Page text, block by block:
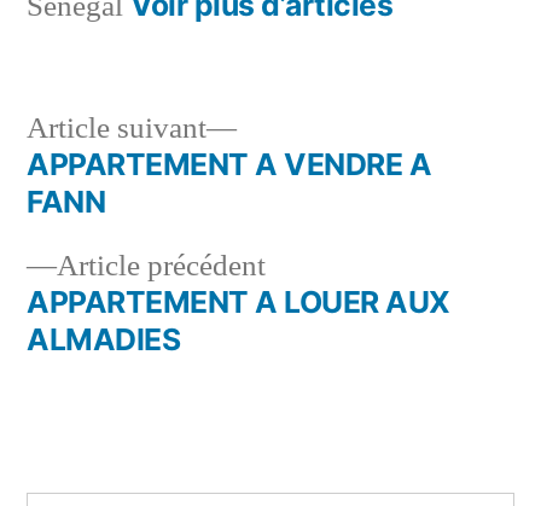
Navigation
l’article
Article précédentArticle
précédent :
APPARTEMENT A LOUER AUX
ALMADIES
Article suivant
Article
suivant :
APPARTEMENT A VENDRE A
FANN